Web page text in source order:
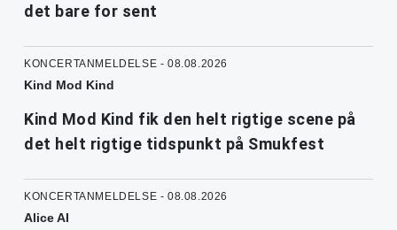
det bare for sent
KONCERTANMELDELSE - 08.08.2026
Kind Mod Kind
Kind Mod Kind fik den helt rigtige scene på
det helt rigtige tidspunkt på Smukfest
KONCERTANMELDELSE - 08.08.2026
Alice AI